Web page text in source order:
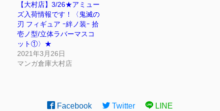
【大村店】3/26★アミュー
ズ入荷情報です！〈鬼滅の
刃 フィギュア ｰ絆ノ装ｰ 拾
壱ノ型/立体ラバーマスコ
ット①〉★
2021年3月26日
マンガ倉庫大村店
Facebook Twitter LINE